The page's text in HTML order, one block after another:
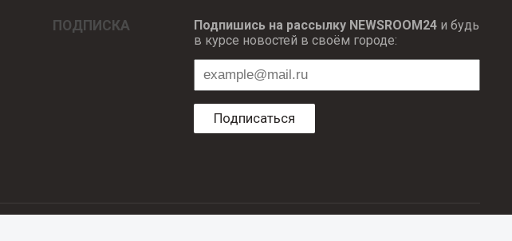
ПОДПИСКА Подпишись на рассылку NEWSROOM24и будь
в курсе новостей в своём городе:
Подписаться